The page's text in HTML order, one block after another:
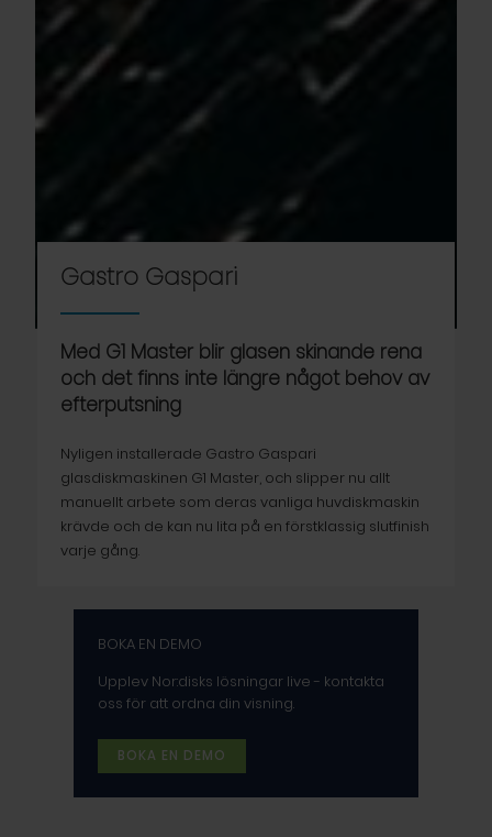
Gastro Gaspari
Med G1 Master blir glasen skinande rena
och det finns inte längre något behov av
efterputsning
Nyligen installerade Gastro Gaspari
glasdiskmaskinen G1 Master, och slipper nu allt
manuellt arbete som deras vanliga huvdiskmaskin
krävde och de kan nu lita på en förstklassig slutfinish
varje gång.
BOKA EN DEMO
Upplev Nor:disks lösningar live - kontakta
oss för att ordna din visning.
BOKA EN DEMO